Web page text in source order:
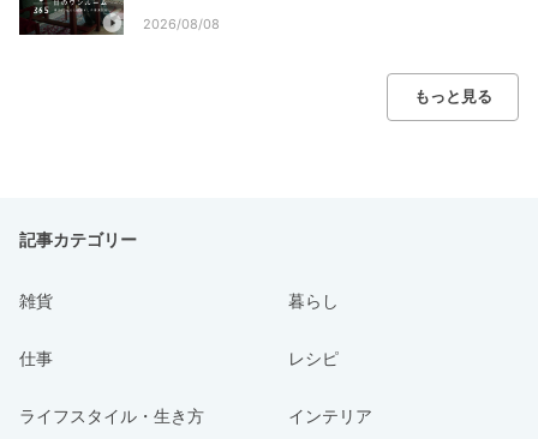
2026/08/08
もっと見る
記事カテゴリー
雑貨 暮らし
仕事 レシピ
ライフスタイル・生き方 インテリア